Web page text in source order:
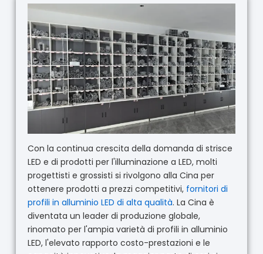
Con la continua crescita della domanda di strisce
LED e di prodotti per l'illuminazione a LED, molti
progettisti e grossisti si rivolgono alla Cina per
ottenere prodotti a prezzi competitivi, fornitori di
profili in alluminio LED di alta qualità. La Cina è
diventata un leader di produzione globale,
rinomato per l'ampia varietà di profili in alluminio
LED, l'elevato rapporto costo-prestazioni e le